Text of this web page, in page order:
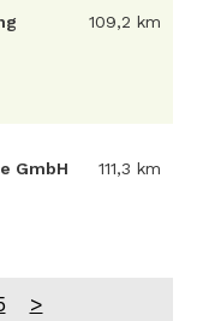
109,2 km
GmbH
111,3 km
>